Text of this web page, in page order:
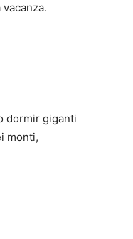
dormir giganti
monti,